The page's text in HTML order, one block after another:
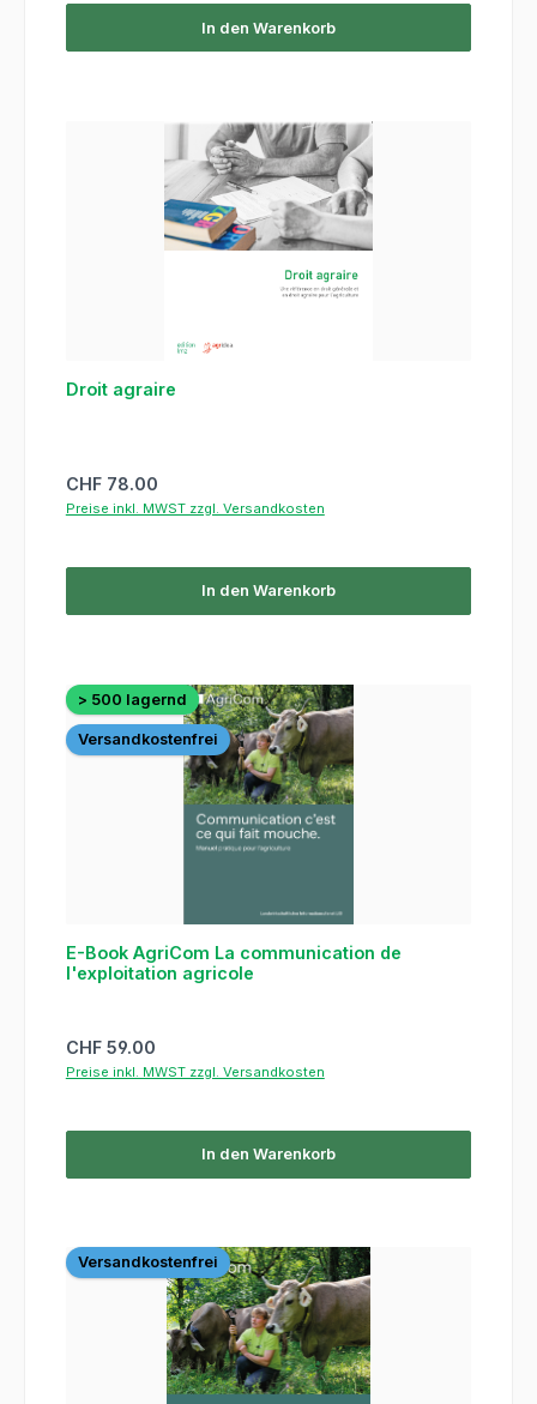
In den Warenkorb
Droit agraire
Regulärer Preis:
CHF 78.00
Preise inkl. MWST zzgl. Versandkosten
In den Warenkorb
> 500 lagernd
Versandkostenfrei
E-Book AgriCom La communication de
l'exploitation agricole
Regulärer Preis:
CHF 59.00
Preise inkl. MWST zzgl. Versandkosten
In den Warenkorb
Versandkostenfrei